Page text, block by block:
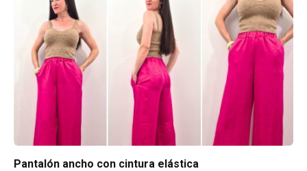
Pantalón ancho con cintura elástica